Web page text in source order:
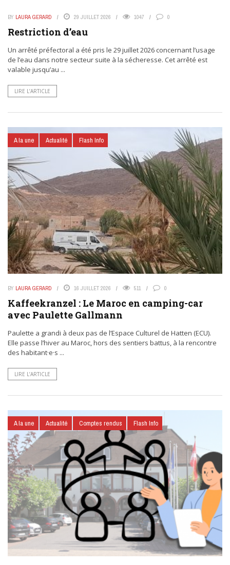
BY LAURA GERARD 29 JUILLET 2026 1047 0
Restriction d’eau
Un arrêté préfectoral a été pris le 29 juillet 2026 concernant l’usage
de l’eau dans notre secteur suite à la sécheresse. Cet arrêté est
valable jusqu’au ...
LIRE L’ARTICLE
A la une Actualité Flash Info
BY LAURA GERARD 16 JUILLET 2026 511 0
Kaffeekranzel : Le Maroc en camping-car
avec Paulette Gallmann
Paulette a grandi à deux pas de l’Espace Culturel de Hatten (ECU).
Elle passe l’hiver au Maroc, hors des sentiers battus, à la rencontre
des habitant·e·s ...
LIRE L’ARTICLE
A la une Actualité Comptes rendus Flash Info